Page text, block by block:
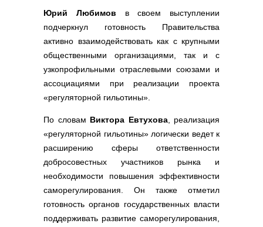
Юрий Любимов в своем выступлении
подчеркнул готовность Правительства
активно взаимодействовать как с крупными
общественными организациями, так и с
узкопрофильными отраслевыми союзами и
ассоциациями при реализации проекта
«регуляторной гильотины».
По словам Виктора Евтухова, реализация
«регуляторной гильотины» логически ведет к
расширению сферы ответственности
добросовестных участников рынка и
необходимости повышения эффективности
саморегулирования. Он также отметил
готовность органов государственных власти
поддерживать развитие саморегулирования,